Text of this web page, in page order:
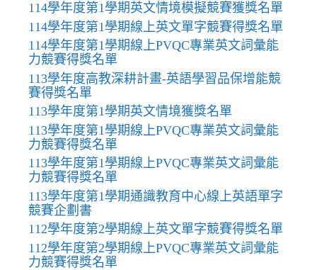
114學年度第1學期英文情境模擬競賽獲獎名單
114學年度第1學期線上英文單字競賽得獎名單
114學年度第1學期線上PVQC專業英文詞彙能
力競賽得獎名單
113學年度高教深耕計畫-英語學習品保增能競
賽得獎名單
113學年度第1學期英文情境獲獎名單
113學年度第1學期線上PVQC專業英文詞彙能
力競賽得獎名單
113學年度第1學期線上PVQC專業英文詞彙能
力競賽得獎名單
113學年度第1學期通識教育中心線上英語單字
競賽企劃書
112學年度第2學期線上英文單字競賽得獎名單
112學年度第2學期線上PVQC專業英文詞彙能
力競賽得獎名單